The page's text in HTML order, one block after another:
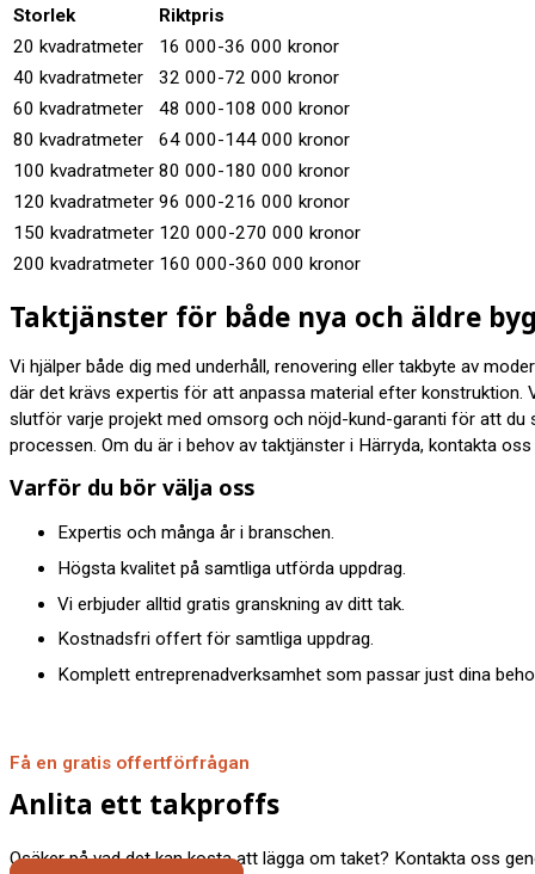
Storlek
Riktpris
20 kvadratmeter
16 000-36 000 kronor
40 kvadratmeter
32 000-72 000 kronor
60 kvadratmeter
48 000-108 000 kronor
80 kvadratmeter
64 000-144 000 kronor
100 kvadratmeter 80 000-180 000 kronor
120 kvadratmeter 96 000-216 000 kronor
150 kvadratmeter 120 000-270 000 kronor
200 kvadratmeter 160 000-360 000 kronor
Taktjänster för både nya och äldre
Vi hjälper både dig med underhåll, renovering eller takbyte av
där det krävs expertis för att anpassa material efter konstruktion.
slutför varje projekt med omsorg och nöjd-kund-garanti för att du
processen. Om du är i behov av taktjänster i Härryda, kontakta
Varför du bör välja oss
Expertis och många år i branschen.
Högsta kvalitet på samtliga utförda uppdrag.
Vi erbjuder alltid gratis granskning av ditt tak.
Kostnadsfri offert för samtliga uppdrag.
Komplett entreprenadverksamhet som passar just dina
Få en gratis offertförfrågan
Anlita ett takproffs
Osäker på vad det kan kosta att lägga om taket? Kontakta oss